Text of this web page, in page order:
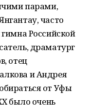
парами,
часто
Российской
драматург
отец
и Андрея
от Уфы
было очень